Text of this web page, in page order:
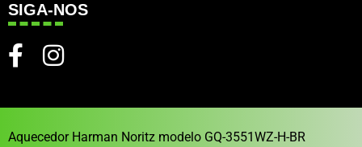
SIGA-NOS
Aquecedor Harman Noritz modelo GQ-3551WZ-H-BR